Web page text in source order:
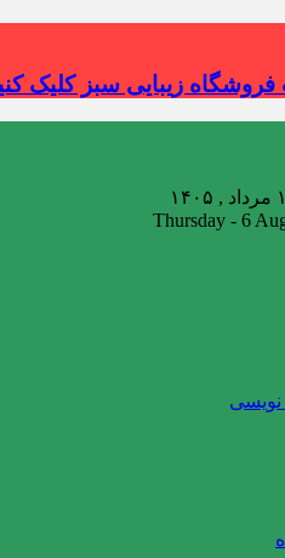
زیبایی سبز کلیک
نویسی